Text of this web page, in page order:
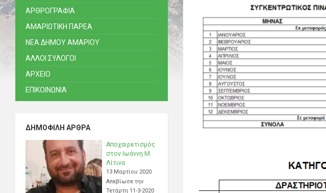
ΑΡΘΡΟΓΡΑΦΙΑ
ΑΜΑΡΙΩΤΙΚΗ ΠΑΡΕΑ
ΝΕΑ ΔΗΜΟΥ ΑΜΑΡΙΟΥ
ΑΛΛΟΙ ΣΥΛΟΓΟΙ
ΑΡΧΕΙΟ
ΕΠΙΚΟΙΝΩΝΙΑ
ΔΗΜΟΦΙΛΉ ΆΡΘΡΑ
Αποχαιρετισμός
στον Ιωάννη Μ.
Λίτινα
13 Μαρτίου 2020
Απεβίωσε την
Τετάρτη 11-3-2020